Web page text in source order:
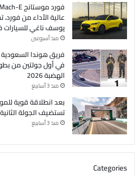
عالية الأداء من
يوسف ناغي للسيارات
منذ أسبوعين
في أول جولتين من
الهضبة 2026
منذ 3 أسابيع
بعد انطلاقة قوية
تستضيف الجولة
منذ 3 أسابيع
Categories